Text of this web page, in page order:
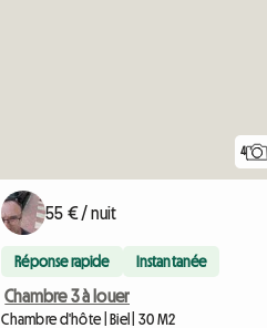
4
55 € / nuit
Réponse rapide Instantanée
Chambre 3 à louer
Chambre d'hôte | Biel | 30 M2